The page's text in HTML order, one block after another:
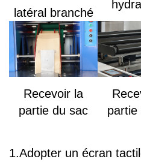
latéral branché
Recevoir la
partie du sac
partie
1.Adopter un écran